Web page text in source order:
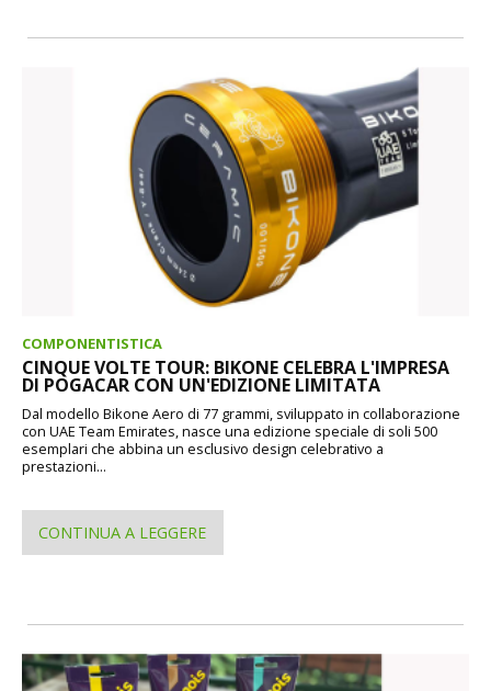
COMPONENTISTICA
CINQUE VOLTE TOUR: BIKONE CELEBRA L'IMPRESA
DI POGACAR CON UN'EDIZIONE LIMITATA
Dal modello Bikone Aero di 77 grammi, sviluppato in collaborazione
con UAE Team Emirates, nasce una edizione speciale di soli 500
esemplari che abbina un esclusivo design celebrativo a
prestazioni...
CONTINUA A LEGGERE